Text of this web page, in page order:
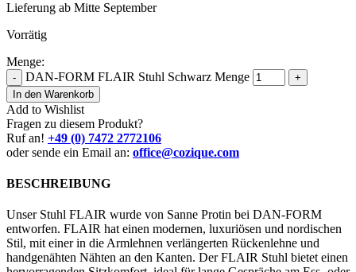
Lieferung ab Mitte September
Vorrätig
Menge:
- DAN-FORM FLAIR Stuhl Schwarz Menge
+
In den Warenkorb
Add to Wishlist
Fragen zu diesem Produkt?
Ruf an! +49 (0) 7472 2772106
oder sende ein Email an: office@cozique.com
BESCHREIBUNG
Unser Stuhl FLAIR wurde von Sanne Protin bei DAN-FORM
entworfen. FLAIR hat einen modernen, luxuriösen und nordischen
Stil, mit einer in die Armlehnen verlängerten Rückenlehne und
handgenähten Nähten an den Kanten. Der FLAIR Stuhl bietet einen